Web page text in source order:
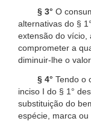
§ 3° O
alternativas do §
extensão do vício,
comprometer a
diminuir-lhe o
§ 4° Tendo o
inciso I do § 1°
substituição do
espécie, marca